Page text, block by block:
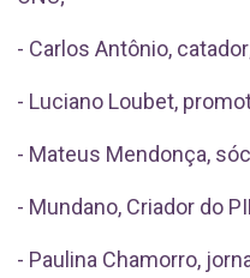
- Carlos Antônio,
- Luciano Loubet,
- Mateus Mendonça,
- Mundano, Criador do
- Paulina Chamorro,